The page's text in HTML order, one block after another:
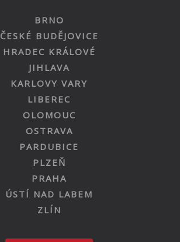
BRNO
ČESKÉ BUDĚJOVICE
HRADEC KRÁLOVÉ
JIHLAVA
KARLOVY VARY
LIBEREC
OLOMOUC
OSTRAVA
PARDUBICE
PLZEŇ
PRAHA
ÚSTÍ NAD LABEM
ZLÍN